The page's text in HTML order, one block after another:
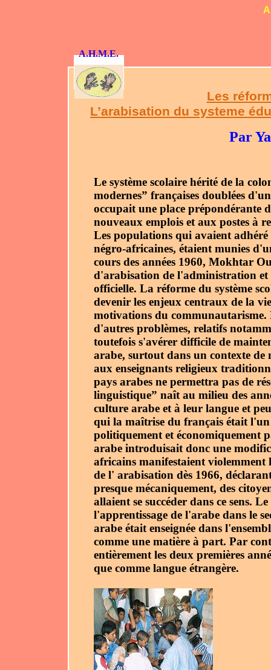
A.H.M.E.
Les
L’arabisation du systeme
Par
Le système scolaire hérité de la
modernes” françaises doublées
occupait une place prépondérante
nouveaux emplois et aux postes à
Les populations qui avaient adhéré
négro-africaines, étaient munies
cours des années 1960, Mokhtar
d'arabisation de l'administration et
officielle. La réforme du système
devenir les enjeux centraux de la
motivations du
d'autres problèmes, relatifs
toutefois s'avérer difficile de
arabe, surtout dans un contexte
aux enseignants religieux
pays arabes ne permettra pas de
linguistique” naît au milieu des
culture arabe et à leur langue et
qui la maîtrise du français était l'un
politiquement et économiquement
arabe introduisait donc une
africains manifestaient violemment
de l' arabisation dès 1966,
presque mécaniquement, des
allaient se succéder dans ce sens.
l'apprentissage de l'arabe dans le
arabe était enseignée dans
comme une matière à part. Par
entièrement les deux premières
que comme langue étrangère.